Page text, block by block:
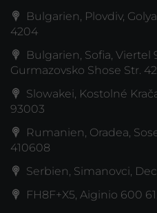
Bulgarien, Plovdiv,
4204
Bulgarien, Sofia, Viertel
Gurmazovsko Shose Str.
Slowakei, Kostolné
93003
Rumanien, Oradea,
410608
Serbien, Simanovci,
FH8F+X5, Aiginio 600